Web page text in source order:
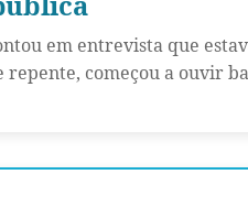
em entrevista que
repente, começou a ouvir